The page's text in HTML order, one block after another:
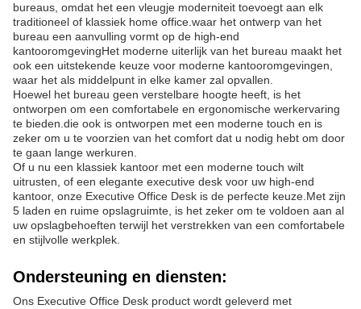
bureaus, omdat het een vleugje moderniteit toevoegt aan elk
traditioneel of klassiek home office.waar het ontwerp van het
bureau een aanvulling vormt op de high-end
kantooromgevingHet moderne uiterlijk van het bureau maakt het
ook een uitstekende keuze voor moderne kantooromgevingen,
waar het als middelpunt in elke kamer zal opvallen.
Hoewel het bureau geen verstelbare hoogte heeft, is het
ontworpen om een comfortabele en ergonomische werkervaring
te bieden.die ook is ontworpen met een moderne touch en is
zeker om u te voorzien van het comfort dat u nodig hebt om door
te gaan lange werkuren.
Of u nu een klassiek kantoor met een moderne touch wilt
uitrusten, of een elegante executive desk voor uw high-end
kantoor, onze Executive Office Desk is de perfecte keuze.Met zijn
5 laden en ruime opslagruimte, is het zeker om te voldoen aan al
uw opslagbehoeften terwijl het verstrekken van een comfortabele
en stijlvolle werkplek.
Ondersteuning en diensten:
Ons Executive Office Desk product wordt geleverd met